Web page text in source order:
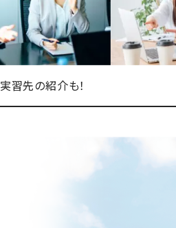
実習先の紹介も！